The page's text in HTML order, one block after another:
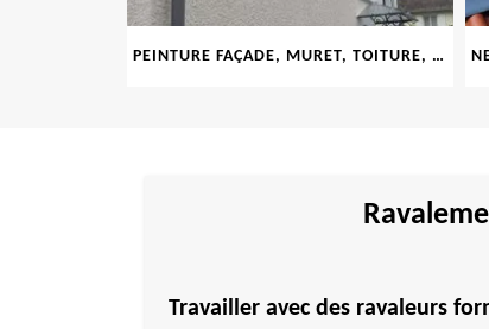
PEINTURE FAÇADE, MURET, TOITURE, BOISERIE, FERRONERIE, GOUTTIÈRE 69
Travailler avec des ravaleurs